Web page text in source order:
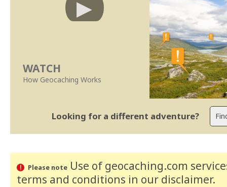
WATCH
How Geocaching Works
Looking for a different adventure?
Please noteUse of geocaching.com
terms and conditions in our disclaimer.